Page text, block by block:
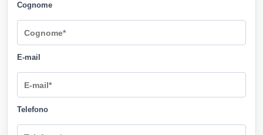
Cognome
E-mail
Telefono